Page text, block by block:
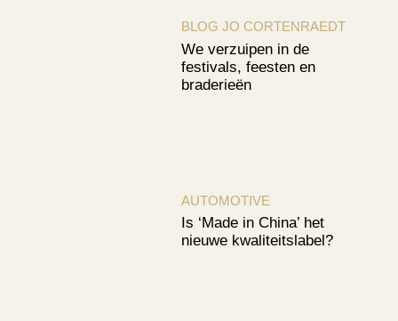
BLOG JO CORTENRAEDT
We verzuipen in de
festivals, feesten en
braderieën
AUTOMOTIVE
Is ‘Made in China’ het
nieuwe kwaliteitslabel?